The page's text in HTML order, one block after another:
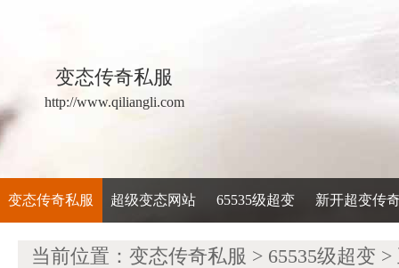
变态传奇私服
http://www.qiliangli.com
变态传奇私服 超级变态网站 65535级超变 新开超变传
当前位置： 变态传奇私服 > 65535级超变 >